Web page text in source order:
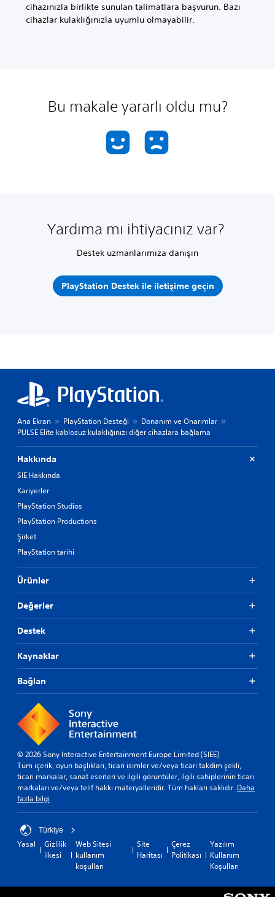
cihazınızla birlikte sunulan talimatlara başvurun. Bazı
cihazlar kulaklığınızla uyumlu olmayabilir.
Bu makale yararlı oldu mu?
Yardıma mı ihtiyacınız var?
Destek uzmanlarımıza danışın
PlayStation Destek ile iletişime geçin
Ana Ekran PlayStation Desteği
Donanım ve Onarımlar
PULSE Elite kablosuz kulaklığınızı diğer cihazlara bağlama
Hakkında
SIE Hakkında
Kariyerler
PlayStation Studios
PlayStation Productions
Şirket
PlayStation tarihi
Ürünler
Değerler
Destek
Kaynaklar
Bağlan
© 2026 Sony Interactive Entertainment Europe Limited (SIEE)
Tüm içerik, oyun başlıkları, ticari isimler ve/veya ticari takdim şekli,
ticari markalar, sanat eserleri ve ilgili görüntüler, ilgili sahiplerinin ticari
markaları ve/veya telif hakkı materyalleridir. Tüm hakları saklıdır. Daha
fazla bilgi
Türkiye
Yasal
Gizlilik
ilkesi
Web Sitesi
kullanım
koşulları
Site
Haritası
Çerez
Politikası
Yazılım
Kullanım
Koşulları